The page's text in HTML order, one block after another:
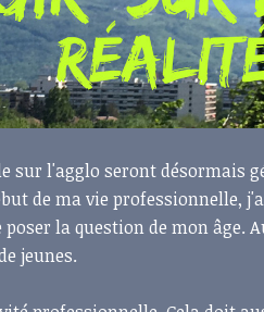
sur l'agglo seront désormais
de ma vie professionnelle,
la question de mon âge.
jeunes.